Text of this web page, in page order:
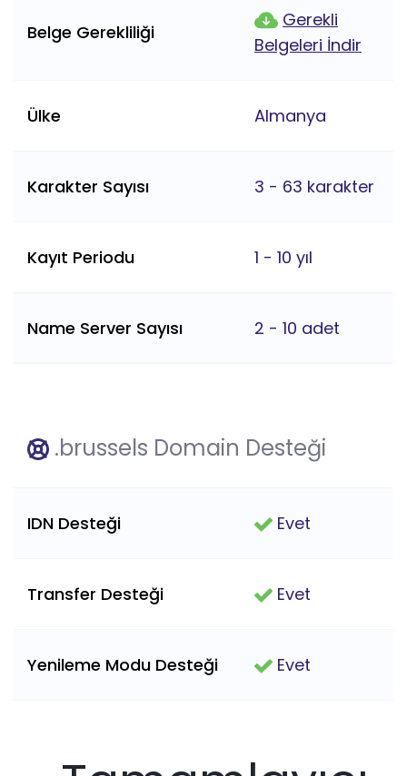
Belge Gerekliliği
Gerekli
Belgeleri İndir
Ülke Almanya
Karakter Sayısı 3 - 63 karakter
Kayıt Periodu 1 - 10 yıl
Name Server Sayısı 2 - 10 adet
.brussels Domain Desteği
IDN Desteği Evet
Transfer Desteği Evet
Yenileme Modu Desteği Evet